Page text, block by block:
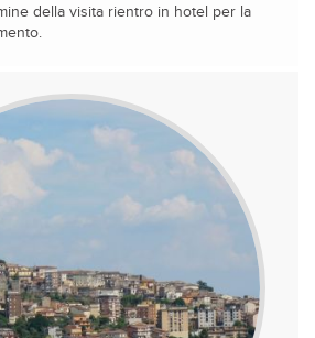
della visita rientro in hotel per la